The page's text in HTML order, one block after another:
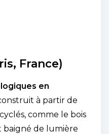
France)
en
à partir de
comme le bois
baigné de lumière